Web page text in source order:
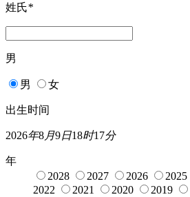
姓氏*
男
男 女
出生时间
2026年8月9日18时17分
年
2028
2027 2026 2025
2022
2021 2020 2019